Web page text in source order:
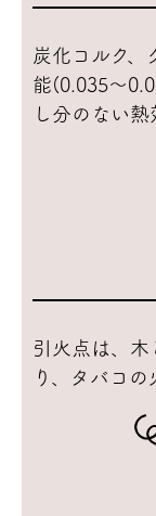
炭化コルク、
能(0.035～
し分のない熱
引火点は、
り、タバコの